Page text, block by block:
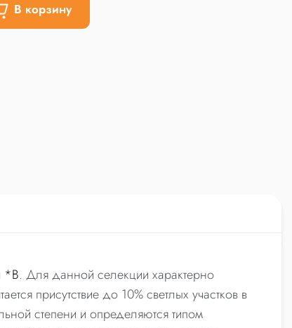
В корзину
*B. Для данной селекции характерно
присутствие до 10% светлых участков в
степени и определяются типом